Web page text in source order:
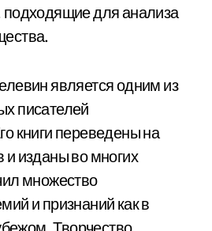
для анализа
является одним из
писателей
книги переведены на
изданы во многих
множество
и признаний как в